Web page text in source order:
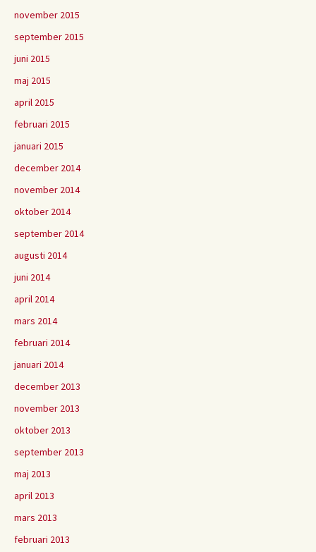
november 2015
september 2015
juni 2015
maj 2015
april 2015
februari 2015
januari 2015
december 2014
november 2014
oktober 2014
september 2014
augusti 2014
juni 2014
april 2014
mars 2014
februari 2014
januari 2014
december 2013
november 2013
oktober 2013
september 2013
maj 2013
april 2013
mars 2013
februari 2013